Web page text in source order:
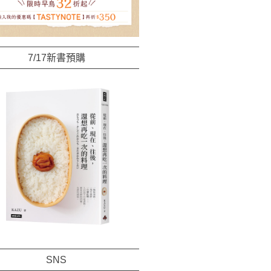
7/17新書預購
SNS